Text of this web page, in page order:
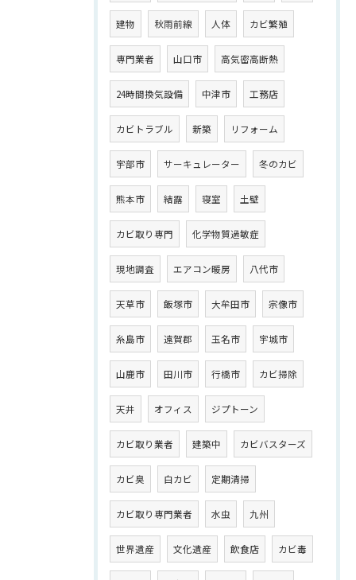
建物 秋雨前線 人体 カビ繁殖
専門業者 山口市 高気密高断熱
24時間換気設備 中津市 工務店
カビトラブル 新築 リフォーム
宇部市 サーキュレーター 冬のカビ
熊本市 結露 寝室 土壁
カビ取り専門 化学物質過敏症
現地調査 エアコン暖房 八代市
天草市 飯塚市 大牟田市 宗像市
糸島市 遠賀郡 玉名市 宇城市
山鹿市 田川市 行橋市 カビ掃除
天井 オフィス ジプトーン
カビ取り業者 建築中 カビバスターズ
カビ臭 白カビ 定期清掃
カビ取り専門業者 水虫 九州
世界遺産 文化遺産 飲食店 カビ毒